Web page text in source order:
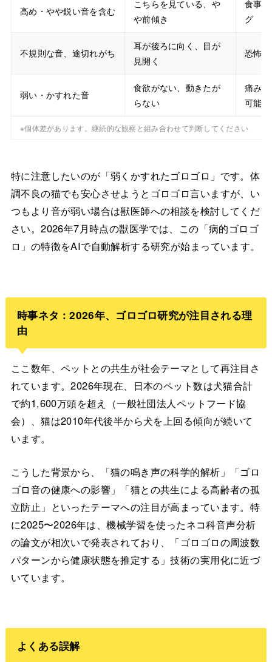
高め・やや鋭い音を含む
こちらを見ている、や
や前傾き
食事
グ
不規則な音、途切れがち
耳が後ろに向く、目が
見開く
恐怖
弱い・かすれた音
食欲がない、動きたが
らない
痛み
可能性
※個体差があります。継続的な観察と組み合わせて判断してください
特に注意したいのが「弱くかすれたゴロゴロ」です。体
調不良の猫でも安心させようとゴロゴロ言いますが、い
つもより音が弱い場合は獣医師への相談を検討してくだ
さい。2026年7月時点の獣医学では、この「病的ゴロゴ
ロ」の特徴をAIで自動解析する研究が始まっています。
時事ネタ：2026年、ゴロゴロ研究が注目される理
由
ここ数年、ペットとの共生が社会テーマとして再注目さ
れています。2026年現在、日本のペット数は犬猫合計
で約1,600万頭を超え（一般社団法人ペットフード協
会）、猫は2010年代後半から犬を上回る傾向が続いて
います。
こうした背景から、「猫の鳴き声の科学的解析」「ゴロ
ゴロ音の健康への影響」「猫との共生による高齢者の孤
立防止」といったテーマへの注目が高まっています。特
に2025〜2026年は、機械学習を使ったネコ科音声分析
の論文が相次いで発表されており、「ゴロゴロの周波数
パターンから健康状態を推定する」技術の実用化に近づ
いています。
よくある誤解